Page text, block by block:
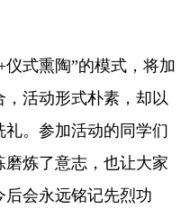
式熏陶”的模式，将加
活动形式朴素，却以
。参加活动的同学们
炼了意志，也让大家
会永远铭记先烈功